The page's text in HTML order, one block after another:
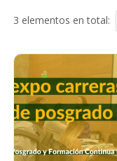
3 elementos en total: